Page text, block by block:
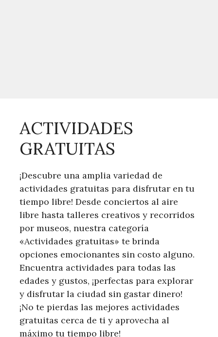
ACTIVIDADES
GRATUITAS
¡Descubre una amplia variedad de
actividades gratuitas para disfrutar en tu
tiempo libre! Desde conciertos al aire
libre hasta talleres creativos y recorridos
por museos, nuestra categoría
«Actividades gratuitas» te brinda
opciones emocionantes sin costo alguno.
Encuentra actividades para todas las
edades y gustos, ¡perfectas para explorar
y disfrutar la ciudad sin gastar dinero!
¡No te pierdas las mejores actividades
gratuitas cerca de ti y aprovecha al
máximo tu tiempo libre!